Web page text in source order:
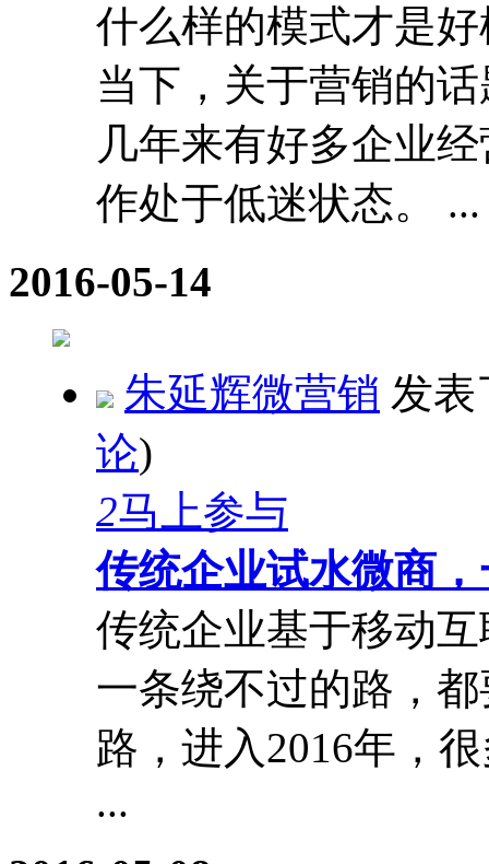
什么样的模式才是
当下，关于营销的
几年来有好多企业
作处于低迷状态。 ...
2016-05-14
朱延辉微营销 发
论)
2马上参与
传统企业试水微商
传统企业基于移动
一条绕不过的路，
路，进入2016年，
...